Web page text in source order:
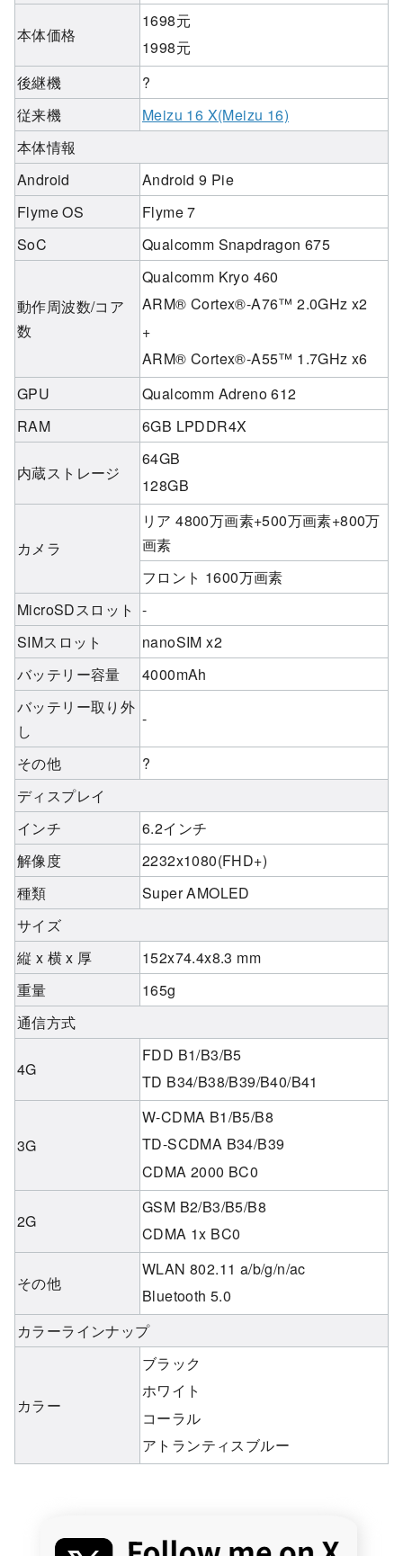
本体価格
1698元
1998元
後継機
?
従来機
Meizu 16 X(Meizu 16)
本体情報
Android
Android 9 Pie
Flyme OS
Flyme 7
SoC
Qualcomm Snapdragon 675
動作周波数/コア
数
Qualcomm Kryo 460
ARM® Cortex®-A76™ 2.0GHz x2
+
ARM® Cortex®-A55™ 1.7GHz x6
GPU
Qualcomm Adreno 612
RAM
6GB LPDDR4X
内蔵ストレージ
64GB
128GB
カメラ
リア 4800万画素+500万画素+800万
画素
フロント 1600万画素
MicroSDスロット -
SIMスロット
nanoSIM x2
バッテリー容量
4000mAh
バッテリー取り外
し
-
その他
?
ディスプレイ
インチ
6.2インチ
解像度
2232x1080(FHD+)
種類
Super AMOLED
サイズ
縦 x 横 x 厚
152x74.4x8.3 mm
重量
165g
通信方式
4G
FDD B1/B3/B5
TD B34/B38/B39/B40/B41
3G
W-CDMA B1/B5/B8
TD-SCDMA B34/B39
CDMA 2000 BC0
2G
GSM B2/B3/B5/B8
CDMA 1x BC0
その他
WLAN 802.11 a/b/g/n/ac
Bluetooth 5.0
カラーラインナップ
カラー
ブラック
ホワイト
コーラル
アトランティスブルー